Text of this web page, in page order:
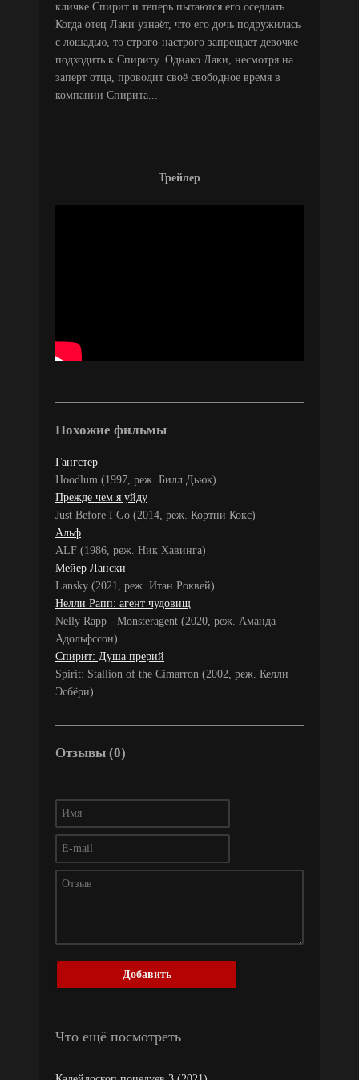
кличке Спирит и теперь пытаются его оседлать.
Когда отец Лаки узнаёт, что его дочь подружилась
с лошадью, то строго-настрого запрещает девочке
подходить к Спириту. Однако Лаки, несмотря на
заперт отца, проводит своё свободное время в
компании Спирита...
Трейлер
Похожие фильмы
Гангстер
Hoodlum (1997, реж. Билл Дьюк)
Прежде чем я уйду
Just Before I Go (2014, реж. Кортни Кокс)
Альф
ALF (1986, реж. Ник Хавинга)
Мейер Лански
Lansky (2021, реж. Итан Роквей)
Нелли Рапп: агент чудовищ
Nelly Rapp - Monsteragent (2020, реж. Аманда
Адольфссон)
Спирит: Душа прерий
Spirit: Stallion of the Cimarron (2002, реж. Келли
Эсбёри)
Отзывы (0)
Добавить
Что ещё посмотреть